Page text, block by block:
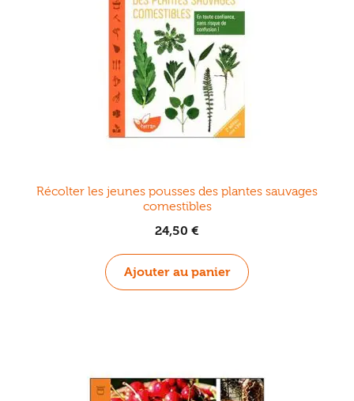
Récolter les jeunes pousses des plantes sauvages
comestibles
24,50 €
Ajouter au panier